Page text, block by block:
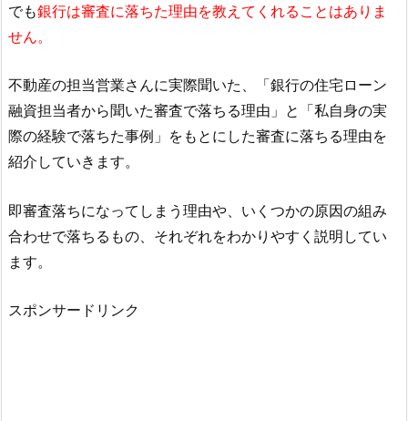
でも銀行は審査に落ちた理由を教えてくれることはありま
せん。
不動産の担当営業さんに実際聞いた、「銀行の住宅ローン
融資担当者から聞いた審査で落ちる理由」と「私自身の実
際の経験で落ちた事例」をもとにした審査に落ちる理由を
紹介していきます。
即審査落ちになってしまう理由や、いくつかの原因の組み
合わせで落ちるもの、それぞれをわかりやすく説明してい
ます。
スポンサードリンク